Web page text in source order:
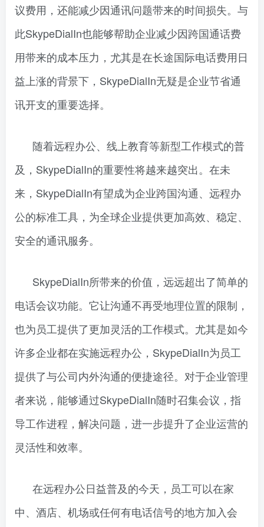
议费用，还能减少因通讯问题带来的时间损失。与
此SkypeDialIn也能够帮助企业减少因跨国通话费
用带来的成本压力，尤其是在长途国际电话费用日
益上涨的背景下，SkypeDialIn无疑是企业节省通
讯开支的重要选择。
随着远程办公、线上教育等新型工作模式的普
及，SkypeDialIn的重要性将越来越突出。在未
来，SkypeDialIn有望成为企业跨国沟通、远程办
公的标准工具，为全球企业提供更加高效、稳定、
安全的通讯服务。
SkypeDialIn所带来的价值，远远超出了简单的
电话会议功能。它让沟通不再受地理位置的限制，
也为员工提供了更加灵活的工作模式。尤其是如今
许多企业都在实施远程办公，SkypeDialIn为员工
提供了与公司内外沟通的便捷途径。对于企业管理
者来说，能够通过SkypeDialIn随时召集会议，指
导工作进程，解决问题，进一步提升了企业运营的
灵活性和效率。
在远程办公日益普及的今天，员工可以在家
中、酒店、机场或任何有电话信号的地方加入会